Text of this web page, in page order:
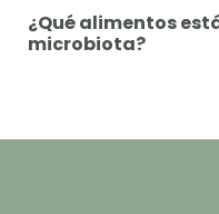
¿Qué alimentos
microbiota?